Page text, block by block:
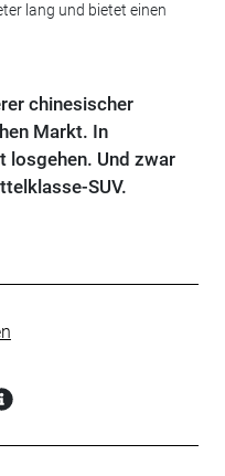
lang und bietet einen
chinesischer
Markt. In
losgehen. Und zwar
SUV.